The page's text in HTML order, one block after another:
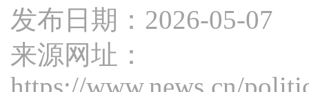
发布日期：2026-05-07
来源网址：